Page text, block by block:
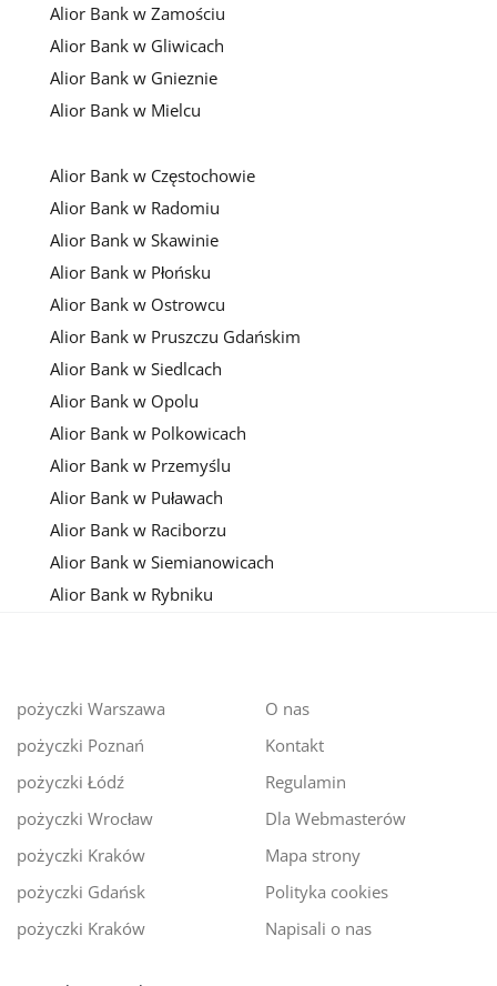
Alior Bank w Zamościu
Alior Bank w Gliwicach
Alior Bank w Gnieznie
Alior Bank w Mielcu
Alior Bank w Częstochowie
Alior Bank w Radomiu
Alior Bank w Skawinie
Alior Bank w Płońsku
Alior Bank w Ostrowcu
Alior Bank w Pruszczu Gdańskim
Alior Bank w Siedlcach
Alior Bank w Opolu
Alior Bank w Polkowicach
Alior Bank w Przemyślu
Alior Bank w Puławach
Alior Bank w Raciborzu
Alior Bank w Siemianowicach
Alior Bank w Rybniku
pożyczki Warszawa
pożyczki Poznań
pożyczki Łódź
pożyczki Wrocław
pożyczki Kraków
pożyczki Gdańsk
pożyczki Kraków
O nas
Kontakt
Regulamin
Dla Webmasterów
Mapa strony
Polityka cookies
Napisali o nas